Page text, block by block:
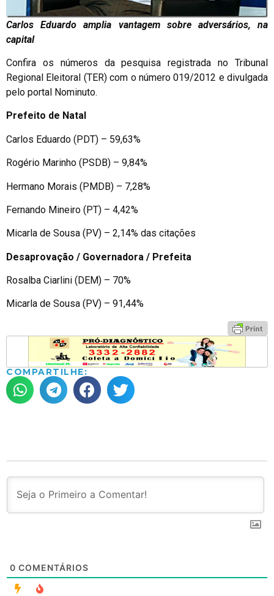
Carlos Eduardo amplia vantagem sobre adversários, na
capital
Confira os números da pesquisa registrada no Tribunal
Regional Eleitoral (TER) com o número 019/2012 e divulgada
pelo portal Nominuto.
Prefeito de Natal
Carlos Eduardo (PDT) – 59,63%
Rogério Marinho (PSDB) – 9,84%
Hermano Morais (PMDB) – 7,28%
Fernando Mineiro (PT) – 4,42%
Micarla de Sousa (PV) – 2,14% das citações
Desaprovação / Governadora / Prefeita
Rosalba Ciarlini (DEM) – 70%
Micarla de Sousa (PV) – 91,44%
COMPARTILHE:
0 COMENTÁRIOS